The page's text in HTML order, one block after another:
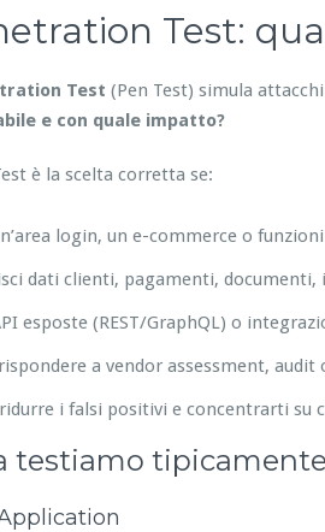
Test:
Test (Pen Test) simula
e con quale impatto?
è la scelta corretta se:
login, un e-commerce o
dati clienti, pagamenti,
esposte (REST/GraphQL) o
a vendor assessment, audit
i falsi positivi e concentrarti su
testiamo tipicamente